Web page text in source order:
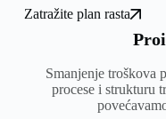
Zatražite plan rasta
Smanjenje troškova
procese i strukturu